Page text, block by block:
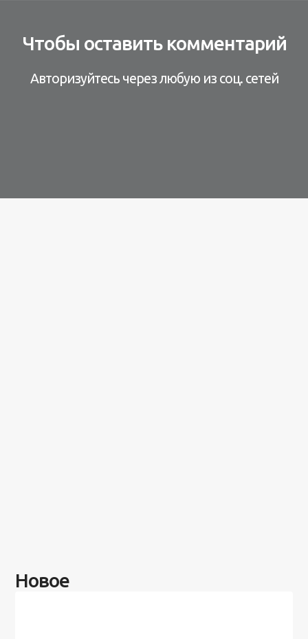
Чтобы оставить комментарий
Авторизуйтесь через любую из соц. сетей
Новое